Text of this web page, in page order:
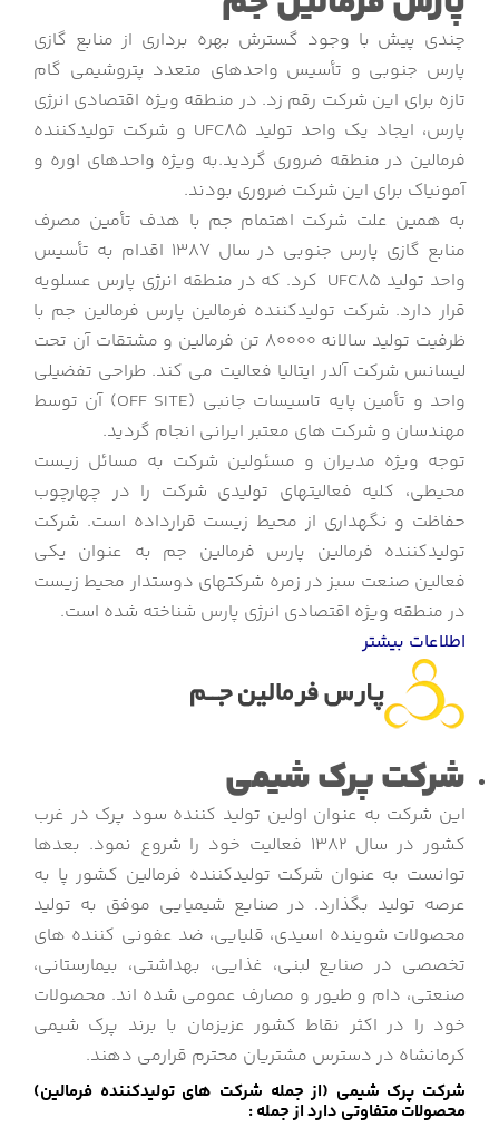
چندی پیش با وجود گسترش بهره برداری از منابع گازی
پارس جنوبی و تأسیس واحدهای متعدد پتروشیمی گام
تازه برای این شرکت رقم زد. در منطقه ویژه اقتصادی انرژی
پارس، ایجاد یک واحد تولید UFC85 و شرکت تولیدکننده
فرمالین در منطقه ضروری گردید.به ویژه واحدهای اوره و
آمونیاک برای این شرکت ضروری بودند.
به همین علت شرکت اهتمام جم با هدف تأمین مصرف
منابع گازی پارس جنوبی در سال 1387 اقدام به تأسیس
واحد تولید UFC85 کرد. که در منطقه انرژی پارس عسلویه
قرار دارد. شرکت تولیدکننده فرمالین پارس فرمالین جم با
ظرفیت تولید سالانه 80000 تن فرمالین و مشتقات آن تحت
لیسانس شرکت آلدر ایتالیا فعالیت می کند. طراحی تفضیلی
واحد و تأمین پایه تاسیسات جانبی (OFF SITE) آن توسط
مهندسان و شرکت های معتبر ایرانی انجام گردید.
توجه ویژه مدیران و مسئولین شرکت به مسائل زیست
محیطی، کلیه فعالیتهای تولیدی شرکت را در چهارچوب
حفاظت و نگهداری از محیط زیست قرارداده است. شرکت
تولیدکننده فرمالین پارس فرمالین جم به عنوان یکی
فعالین صنعت سبز در زمره شرکتهای دوستدار محیط زیست
در منطقه ویژه اقتصادی انرژی پارس شناخته شده است.
اطلاعات بیشتر
شرکت پرک شیمی
این شرکت به عنوان اولین تولید کننده سود پرک در غرب
کشور در سال 1382 فعالیت خود را شروع نمود. بعدها
توانست به عنوان شرکت تولیدکننده فرمالین کشور پا به
عرصه تولید بگذارد. در صنایع شیمیایی موفق به تولید
محصولات شوینده اسیدی، قلیایی، ضد عفونی کننده های
تخصصی در صنایع لبنی، غذایی، بهداشتی، بیمارستانی،
صنعتی، دام و طیور و مصارف عمومی شده اند. محصولات
خود را در اکثر نقاط کشور عزیزمان با برند پرک شیمی
کرمانشاه در دسترس مشتریان محترم قرارمی دهند.
شرکت پرک شیمی (از جمله شرکت های تولیدکننده فرمالین)
محصولات متفاوتی دارد از جمله :